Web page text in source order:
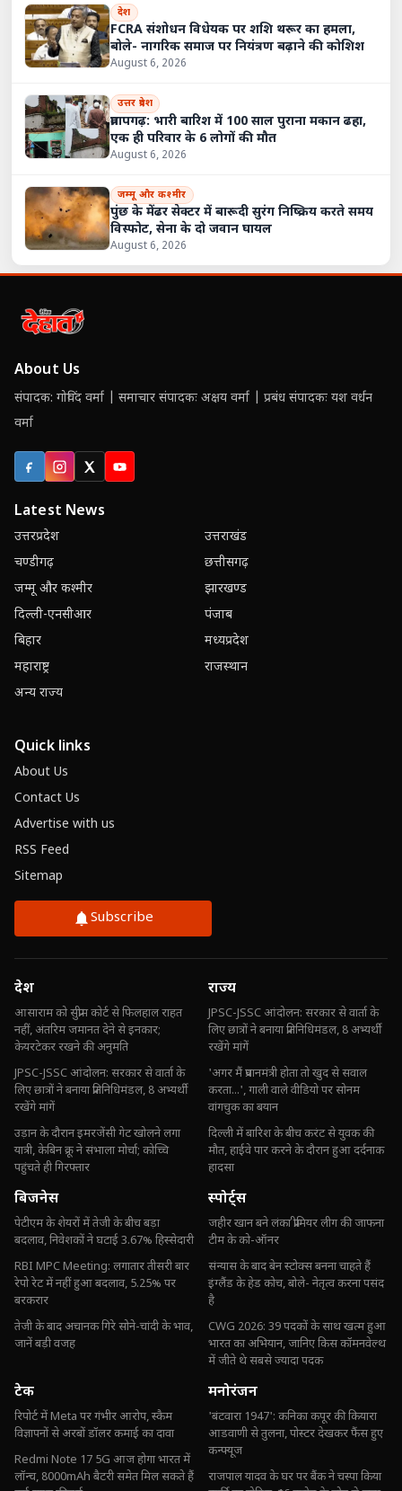
देश
FCRA संशोधन विधेयक पर शशि थरूर का हमला,
बोले- नागरिक समाज पर नियंत्रण बढ़ाने की कोशिश
August 6, 2026
उत्तर प्रदेश
प्रतापगढ़: भारी बारिश में 100 साल पुराना मकान ढहा,
एक ही परिवार के 6 लोगों की मौत
August 6, 2026
जम्मू और कश्मीर
पुंछ के मेंढर सेक्टर में बारूदी सुरंग निष्क्रिय करते समय
विस्फोट, सेना के दो जवान घायल
August 6, 2026
About Us
संपादक: गोविंद वर्मा | समाचार संपादकः अक्षय वर्मा | प्रबंध संपादकः यश वर्धन
वर्मा
FacebookInstagram
X (Twitter)
YouTube
Latest News
उत्तरप्रदेश
उत्तराखंड
चण्डीगढ़
छत्तीसगढ़
जम्मू और कश्मीर
झारखण्ड
दिल्ली-एनसीआर
पंजाब
बिहार
मध्यप्रदेश
महाराष्ट्र
राजस्थान
अन्य राज्य
Quick links
About Us
Contact Us
Advertise with us
RSS Feed
Sitemap
Subscribe
देश
आसाराम को सुप्रीम कोर्ट से फिलहाल राहत
नहीं, अंतरिम जमानत देने से इनकार;
केयरटेकर रखने की अनुमति
JPSC-JSSC आंदोलन: सरकार से वार्ता के
लिए छात्रों ने बनाया प्रतिनिधिमंडल, 8 अभ्यर्थी
रखेंगे मांगें
उड़ान के दौरान इमरजेंसी गेट खोलने लगा
यात्री, केबिन क्रू ने संभाला मोर्चा; कोच्चि
पहुंचते ही गिरफ्तार
राज्य
JPSC-JSSC आंदोलन: सरकार से वार्ता के
लिए छात्रों ने बनाया प्रतिनिधिमंडल, 8 अभ्यर्थी
रखेंगे मांगें
'अगर मैं प्रधानमंत्री होता तो खुद से सवाल
करता...', गाली वाले वीडियो पर सोनम
वांगचुक का बयान
दिल्ली में बारिश के बीच करंट से युवक की
मौत, हाईवे पार करने के दौरान हुआ दर्दनाक
हादसा
बिजनेस
पेटीएम के शेयरों में तेजी के बीच बड़ा
बदलाव, निवेशकों ने घटाई 3.67% हिस्सेदारी
RBI MPC Meeting: लगातार तीसरी बार
रेपो रेट में नहीं हुआ बदलाव, 5.25% पर
बरकरार
तेजी के बाद अचानक गिरे सोने-चांदी के भाव,
जानें बड़ी वजह
स्पोर्ट्स
जहीर खान बने लंका प्रीमियर लीग की जाफना
टीम के को-ऑनर
संन्यास के बाद बेन स्टोक्स बनना चाहते हैं
इंग्लैंड के हेड कोच, बोले- नेतृत्व करना पसंद
है
CWG 2026: 39 पदकों के साथ खत्म हुआ
भारत का अभियान, जानिए किस कॉमनवेल्थ
में जीते थे सबसे ज्यादा पदक
टेक
रिपोर्ट में Meta पर गंभीर आरोप, स्कैम
विज्ञापनों से अरबों डॉलर कमाई का दावा
Redmi Note 17 5G आज होगा भारत में
लॉन्च, 8000mAh बैटरी समेत मिल सकते हैं
मनोरंजन
'बंटवारा 1947': कनिका कपूर की कियारा
आडवाणी से तुलना, पोस्टर देखकर फैंस हुए
कन्फ्यूज
राजपाल यादव के घर पर बैंक ने चस्पा किया